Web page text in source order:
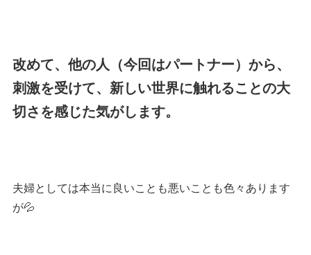
改めて、他の人（今回はパートナー）から、
刺激を受けて、新しい世界に触れることの大
切さを感じた気がします。
夫婦としては本当に良いことも悪いことも色々あります
が💦